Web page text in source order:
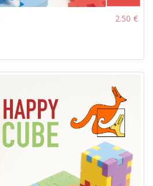
2.50 €